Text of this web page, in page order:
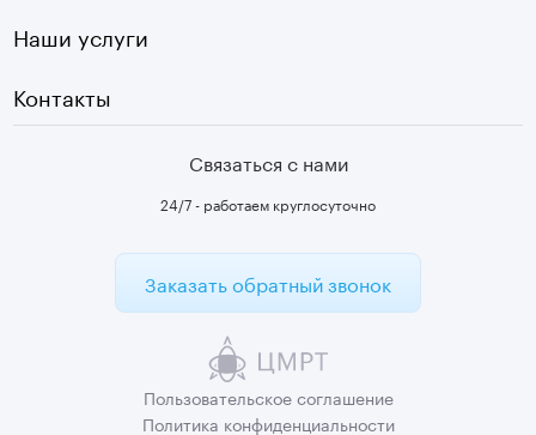
Наши услуги
Контакты
Связаться с нами
24/7 - работаем круглосуточно
Заказать обратный звонок
Пользовательскоесоглашение
Политика конфиденциальности